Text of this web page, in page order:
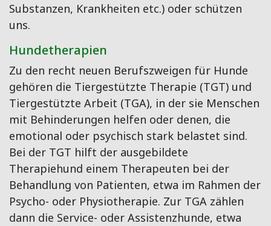
Substanzen, Krankheiten etc.) oder schützen
uns.
Hundetherapien
Zu den recht neuen Berufszweigen für Hunde
gehören die Tiergestützte Therapie (TGT) und
Tiergestützte Arbeit (TGA), in der sie Menschen
mit Behinderungen helfen oder denen, die
emotional oder psychisch stark belastet sind.
Bei der TGT hilft der ausgebildete
Therapiehund einem Therapeuten bei der
Behandlung von Patienten, etwa im Rahmen der
Psycho- oder Physiotherapie. Zur TGA zählen
dann die Service- oder Assistenzhunde, etwa